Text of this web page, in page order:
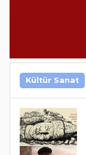
Kültür Sanat